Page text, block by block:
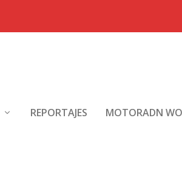
REPORTAJES MOTORADN